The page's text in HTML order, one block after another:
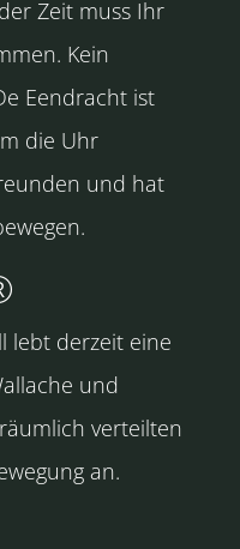
Zeit muss Ihr
Kein
Eendracht ist
die Uhr
und hat
lebt derzeit eine
und
verteilten
an.